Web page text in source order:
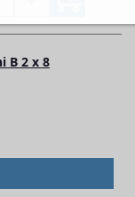
B 2 x 8